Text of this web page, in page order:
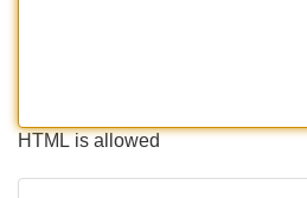
HTML is allowed